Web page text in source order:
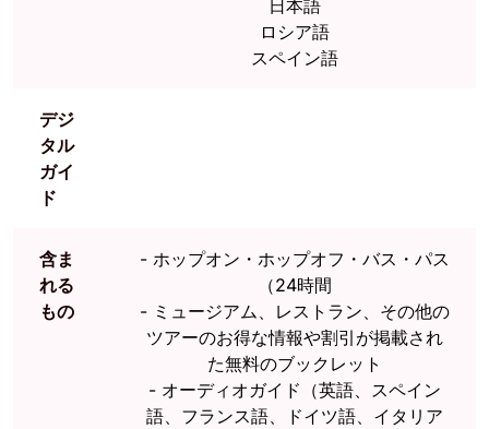
日本語
ロシア語
スペイン語
デジ
タル
ガイ
ド
含ま
れる
もの
- ホップオン・ホップオフ・バス・パス
（24時間
- ミュージアム、レストラン、その他の
ツアーのお得な情報や割引が掲載され
た無料のブックレット
- オーディオガイド（英語、スペイン
語、フランス語、ドイツ語、イタリア